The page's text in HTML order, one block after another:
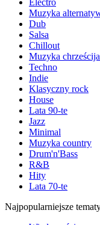
Electro
Muzyka
Dub
Salsa
Chillout
Muzyka
Techno
Indie
Klasyczny rock
House
Lata 90-te
Jazz
Minimal
Muzyka country
Drum'n'Bass
R&B
Hity
Lata 70-te
Najpopularniejsze